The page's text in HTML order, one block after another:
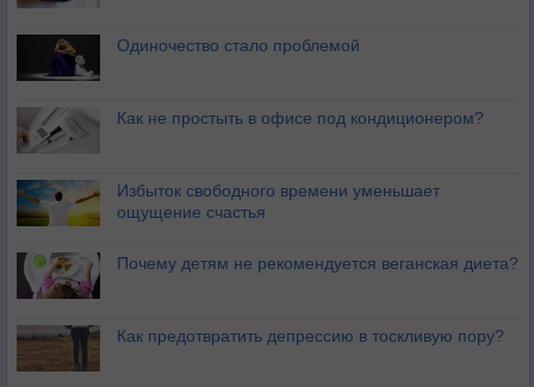
Одиночество стало проблемой
Как не простыть в офисе под кондиционером?
Избыток свободного времени уменьшает
ощущение счастья
Почему детям не рекомендуется веганская диета?
Как предотвратить депрессию в тоскливую пору?